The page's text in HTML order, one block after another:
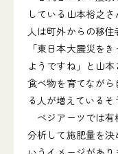
している山本裕之
人は町外からの移住
「東日本大震災を
ようですね」と山本
食べ物を育てなが
る人が増えているそ
ベジアーツでは有
分析して施肥量を